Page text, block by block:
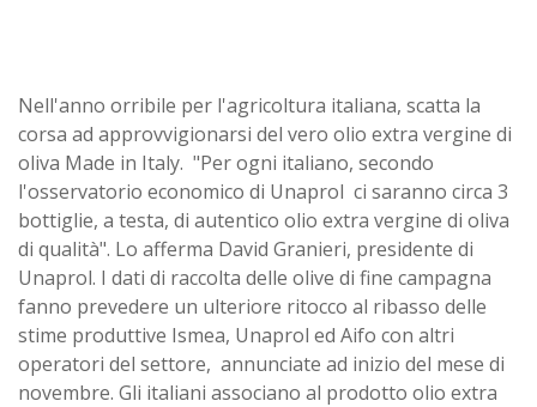
Nell'anno orribile per l'agricoltura italiana, scatta la
corsa ad approvvigionarsi del vero olio extra vergine di
oliva Made in Italy. "Per ogni italiano, secondo
l'osservatorio economico di Unaprol ci saranno circa 3
bottiglie, a testa, di autentico olio extra vergine di oliva
di qualità". Lo afferma David Granieri, presidente di
Unaprol. I dati di raccolta delle olive di fine campagna
fanno prevedere un ulteriore ritocco al ribasso delle
stime produttive Ismea, Unaprol ed Aifo con altri
operatori del settore, annunciate ad inizio del mese di
novembre. Gli italiani associano al prodotto olio extra